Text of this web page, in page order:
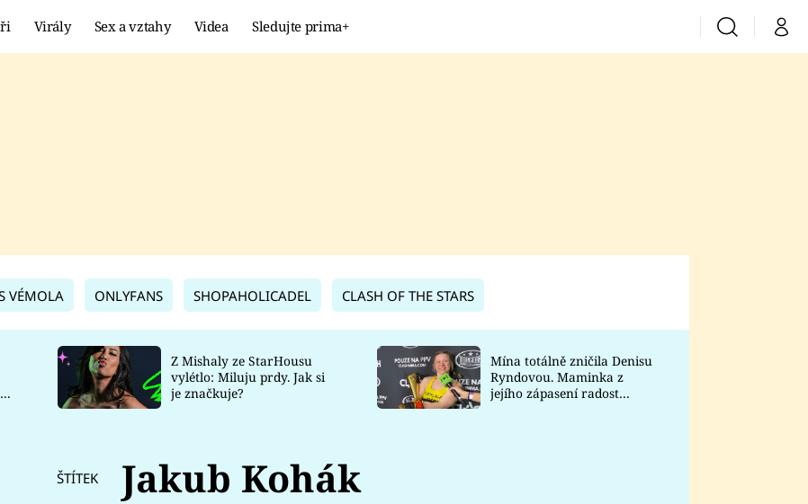
Virály Sex a vztahy Videa Sledujte prima+ VyhledáváníMůj
Prima Lajk
Sledujte nás
VÉMOLA ONLYFANS SHOPAHOLICADEL CLASH OF THE STARS
Z Mishaly ze StarHousu
vylétlo: Miluju prdy. Jak si
je značkuje?
Mína totálně zničila Denisu
Ryndovou. Maminka z
jejího zápasení radost
ŠTÍTEK Jakub Kohák